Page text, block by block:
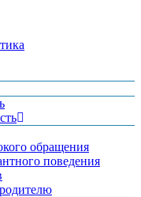
обращения
поведения